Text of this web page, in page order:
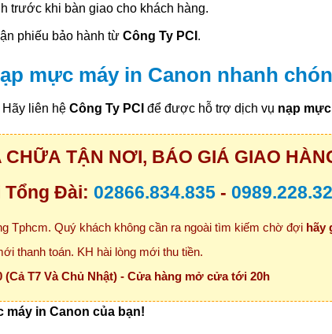
trước khi bàn giao cho khách hàng.
phiếu bảo hành từ Công Ty PCI .
mực máy in Canon nhanh
liên hệ Công Ty PCI để được hỗ trợ dịch vụ nạp
TẬN NƠI, BÁO GIÁ GIAO
Đài: 02866.834.835 -
Tphcm. Quý khách không cần ra ngoài tìm kiếm chờ đợi hãy
thanh toán. KH hài lòng mới thu tiền.
(Cả T7 Và Chủ Nhật) - Cửa hàng mở cửa tới 20h
máy in Canon của bạn!